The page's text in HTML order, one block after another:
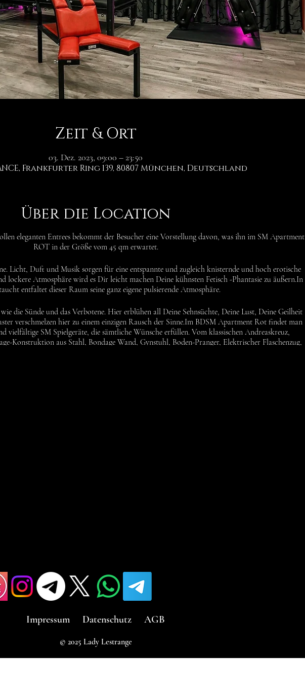
Zeit & Ort
03. Dez. 2023, 09:00 – 23:50
Frankfurter Ring 139, 80807 München, Deutschland
Über die Location
eleganten Entrees bekommt der Besucher eine Vorstellung davon, was ihn im SM Apartment
ROT in der Größe vom 45 qm erwartet.
Licht, Duft und Musik sorgen für eine entspannte und zugleich knisternde und hoch erotische
lockere Atmosphäre wird es Dir leicht machen Deine kühnsten Fetisch -Phantasie zu äußern.In
entfaltet dieser Raum seine ganz eigene pulsierende Atmosphäre.
die Sünde und das Verbotene. Hier erblühen all Deine Sehnsüchte, Deine Lust, Deine Geilheit
verschmelzen hier zu einem einzigen Rausch der Sinne.Im BDSM Apartment Rot findet man
vielfältige SM Spielgeräte, die sämtliche Wünsche erfüllen. Vom klassischen Andreaskreuz,
Konstruktion aus Stahl, Bondage Wand, Gynstuhl, Boden-Pranger, Elektrischer Flaschenzug,
Impressum Datenschutz AGB
© 2025 Lady Lestrange